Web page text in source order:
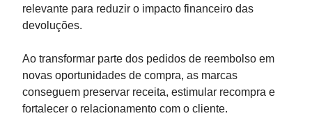
relevante para reduzir o impacto financeiro das
devoluções.
Ao transformar parte dos pedidos de reembolso em
novas oportunidades de compra, as marcas
conseguem preservar receita, estimular recompra e
fortalecer o relacionamento com o cliente.